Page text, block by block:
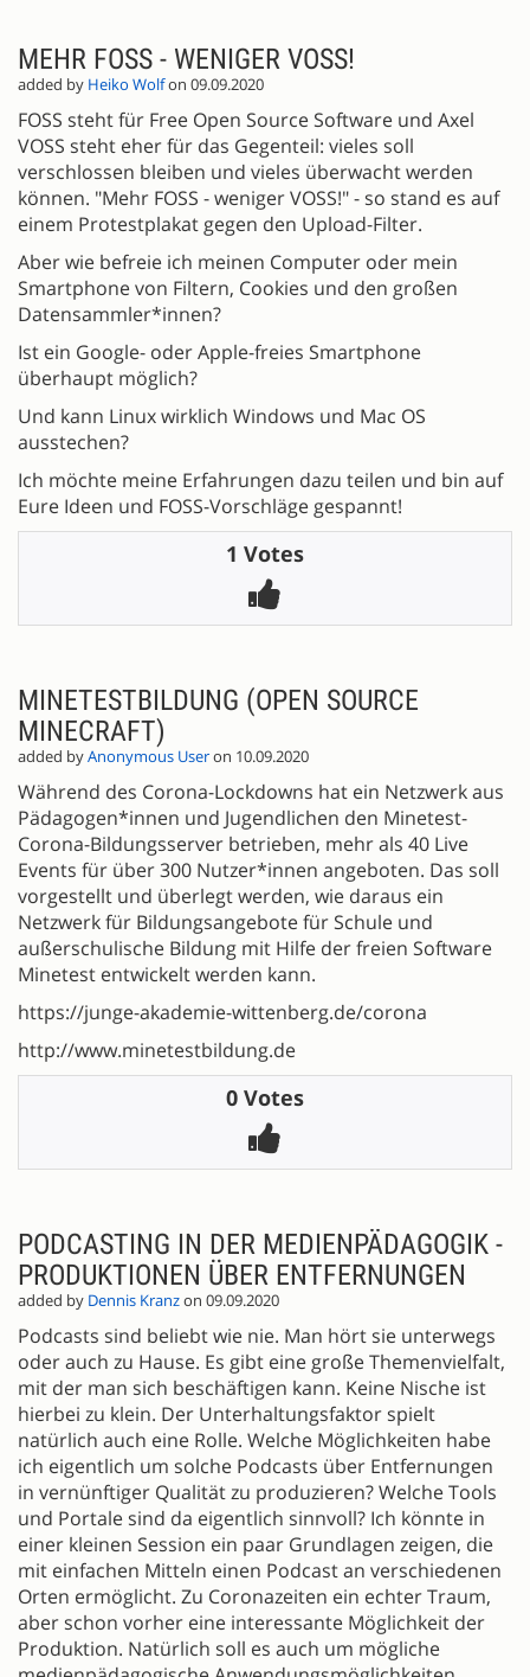
MEHR FOSS - WENIGER VOSS!
added by Heiko Wolfon 09.09.2020
FOSS steht für Free Open Source Software und Axel
VOSS steht eher für das Gegenteil: vieles soll
verschlossen bleiben und vieles überwacht werden
können. "Mehr FOSS - weniger VOSS!" - so stand es auf
einem Protestplakat gegen den Upload-Filter.
Aber wie befreie ich meinen Computer oder mein
Smartphone von Filtern, Cookies und den großen
Datensammler*innen?
Ist ein Google- oder Apple-freies Smartphone
überhaupt möglich?
Und kann Linux wirklich Windows und Mac OS
ausstechen?
Ich möchte meine Erfahrungen dazu teilen und bin auf
Eure Ideen und FOSS-Vorschläge gespannt!
1 Votes
MINETESTBILDUNG (OPEN SOURCE
MINECRAFT)
added byAnonymous Useron 10.09.2020
Während des Corona-Lockdowns hat ein Netzwerk aus
Pädagogen*innen und Jugendlichen den Minetest-
Corona-Bildungsserver betrieben, mehr als 40 Live
Events für über 300 Nutzer*innen angeboten. Das soll
vorgestellt und überlegt werden, wie daraus ein
Netzwerk für Bildungsangebote für Schule und
außerschulische Bildung mit Hilfe der freien Software
Minetest entwickelt werden kann.
https://junge-akademie-wittenberg.de/corona
http://www.minetestbildung.de
0 Votes
PODCASTING IN DER MEDIENPÄDAGOGIK -
PRODUKTIONEN ÜBER ENTFERNUNGEN
added by Dennis Kranzon 09.09.2020
Podcasts sind beliebt wie nie. Man hört sie unterwegs
oder auch zu Hause. Es gibt eine große Themenvielfalt,
mit der man sich beschäftigen kann. Keine Nische ist
hierbei zu klein. Der Unterhaltungsfaktor spielt
natürlich auch eine Rolle. Welche Möglichkeiten habe
ich eigentlich um solche Podcasts über Entfernungen
in vernünftiger Qualität zu produzieren? Welche Tools
und Portale sind da eigentlich sinnvoll? Ich könnte in
einer kleinen Session ein paar Grundlagen zeigen, die
mit einfachen Mitteln einen Podcast an verschiedenen
Orten ermöglicht. Zu Coronazeiten ein echter Traum,
aber schon vorher eine interessante Möglichkeit der
Produktion. Natürlich soll es auch um mögliche